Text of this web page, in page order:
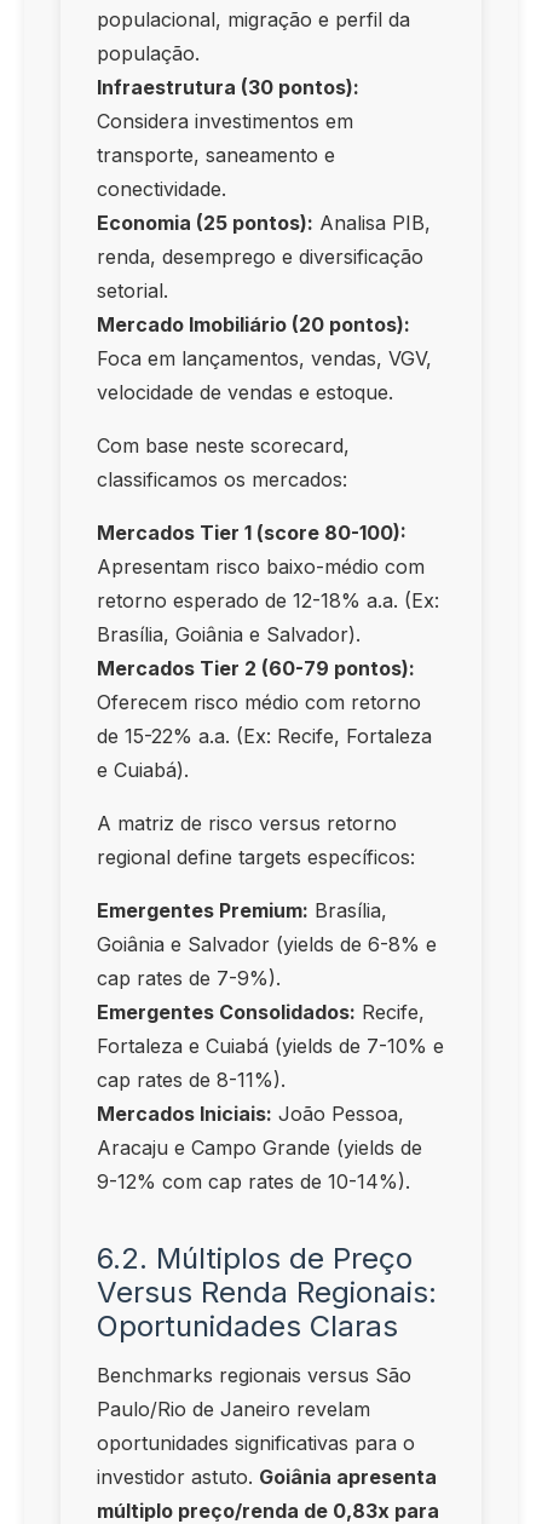
populacional, migração e perfil da
população.
Infraestrutura (30 pontos):
Considera investimentos em
transporte, saneamento e
conectividade.
Economia (25 pontos): Analisa PIB,
renda, desemprego e diversificação
setorial.
Mercado Imobiliário (20 pontos):
Foca em lançamentos, vendas, VGV,
velocidade de vendas e estoque.
Com base neste scorecard,
classificamos os mercados:
Mercados Tier 1 (score 80-100):
Apresentam risco baixo-médio com
retorno esperado de 12-18% a.a. (Ex:
Brasília, Goiânia e Salvador).
Mercados Tier 2 (60-79 pontos):
Oferecem risco médio com retorno
de 15-22% a.a. (Ex: Recife, Fortaleza
e Cuiabá).
A matriz de risco versus retorno
regional define targets específicos:
Emergentes Premium: Brasília,
Goiânia e Salvador (yields de 6-8% e
cap rates de 7-9%).
Emergentes Consolidados: Recife,
Fortaleza e Cuiabá (yields de 7-10% e
cap rates de 8-11%).
Mercados Iniciais: João Pessoa,
Aracaju e Campo Grande (yields de
9-12% com cap rates de 10-14%).
6.2. Múltiplos de Preço
Versus Renda Regionais:
Oportunidades Claras
Benchmarks regionais versus São
Paulo/Rio de Janeiro revelam
oportunidades significativas para o
investidor astuto. Goiânia apresenta
múltiplo preço/renda de 0,83x para